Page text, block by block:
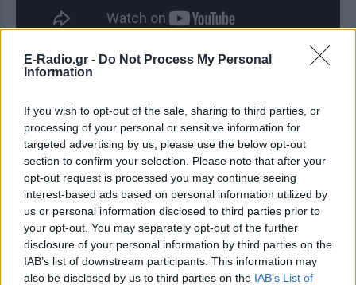
E-Radio.gr - Do Not Process My Personal
Information
If you wish to opt-out of the sale, sharing to third parties, or
processing of your personal or sensitive information for
targeted advertising by us, please use the below opt-out
section to confirm your selection. Please note that after your
opt-out request is processed you may continue seeing
interest-based ads based on personal information utilized by
us or personal information disclosed to third parties prior to
your opt-out. You may separately opt-out of the further
disclosure of your personal information by third parties on the
IAB’s list of downstream participants. This information may
also be disclosed by us to third parties on the IAB’s List of